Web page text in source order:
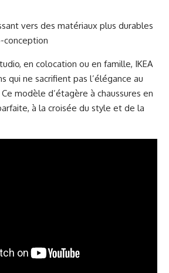
vers des matériaux plus durables
conception
en colocation ou en famille, IKEA
qui ne sacrifient pas l’élégance au
modèle d’étagère à chaussures en
à la croisée du style et de la